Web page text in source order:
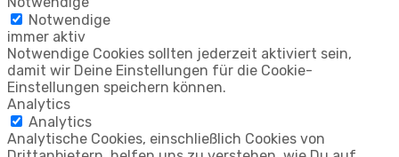
Notwendige
immer aktiv
Notwendige Cookies sollten jederzeit aktiviert sein,
damit wir Deine Einstellungen für die Cookie-
Einstellungen speichern können.
Analytics
Analytics
Analytische Cookies, einschließlich Cookies von